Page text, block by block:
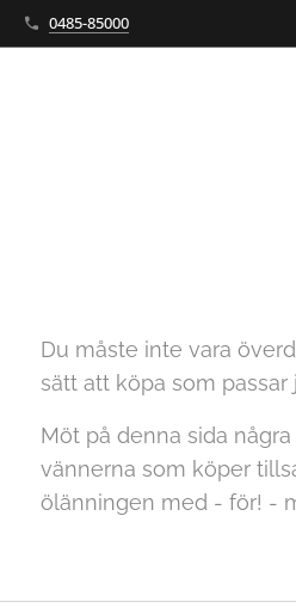
0485-85000
Du måste inte vara
sätt att köpa som passar
Möt på denna sida
vännerna som köper
ölänningen med - för! -